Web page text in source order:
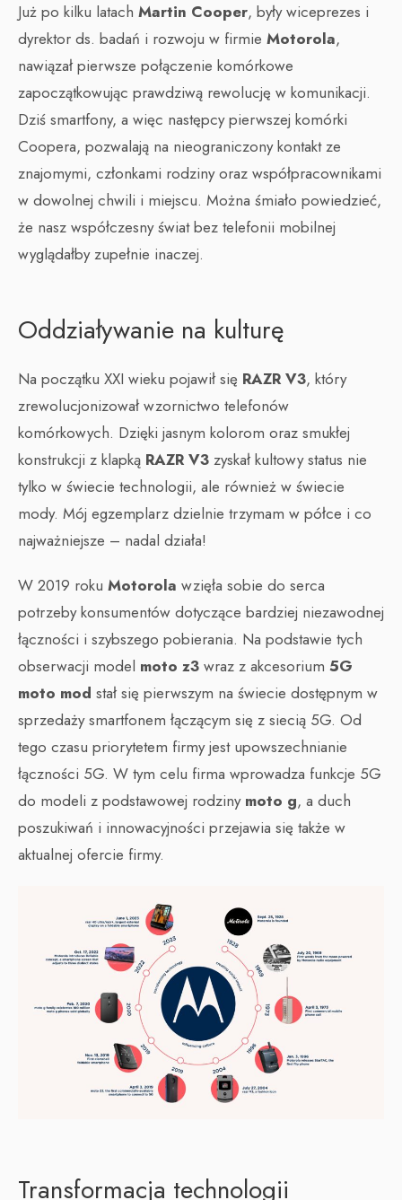
Już po kilku latach Martin Cooper, były wiceprezes i
dyrektor ds. badań i rozwoju w firmie Motorola,
nawiązał pierwsze połączenie komórkowe
zapoczątkowując prawdziwą rewolucję w komunikacji.
Dziś smartfony, a więc następcy pierwszej komórki
Coopera, pozwalają na nieograniczony kontakt ze
znajomymi, członkami rodziny oraz współpracownikami
w dowolnej chwili i miejscu. Można śmiało powiedzieć,
że nasz współczesny świat bez telefonii mobilnej
wyglądałby zupełnie inaczej.
Oddziaływanie na kulturę
Na początku XXI wieku pojawił się RAZR V3, który
zrewolucjonizował wzornictwo telefonów
komórkowych. Dzięki jasnym kolorom oraz smukłej
konstrukcji z klapką RAZR V3 zyskał kultowy status nie
tylko w świecie technologii, ale również w świecie
mody. Mój egzemplarz dzielnie trzymam w półce i co
najważniejsze – nadal działa!
W 2019 roku Motorola wzięła sobie do serca
potrzeby konsumentów dotyczące bardziej niezawodnej
łączności i szybszego pobierania. Na podstawie tych
obserwacji model moto z3 wraz z akcesorium 5G
moto mod stał się pierwszym na świecie dostępnym w
sprzedaży smartfonem łączącym się z siecią 5G. Od
tego czasu priorytetem firmy jest upowszechnianie
łączności 5G. W tym celu firma wprowadza funkcje 5G
do modeli z podstawowej rodziny moto g, a duch
poszukiwań i innowacyjności przejawia się także w
aktualnej ofercie firmy.
Transformacja technologii